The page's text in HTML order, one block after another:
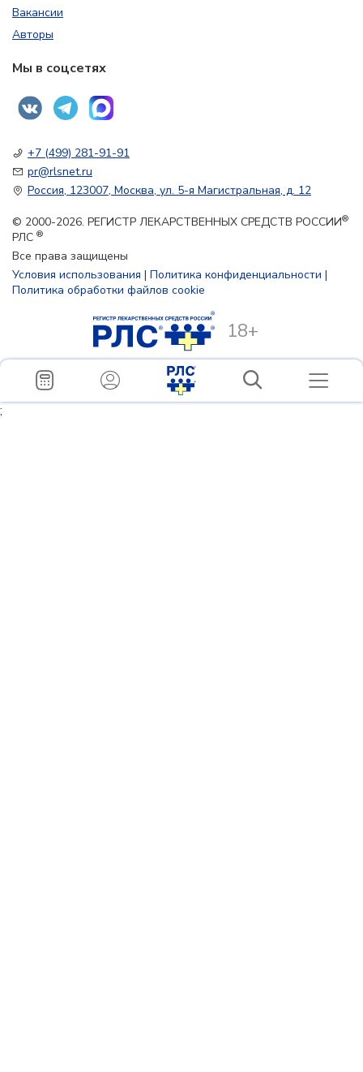
Вакансии
Авторы
Мы в соцсетях
+7 (499) 281-91-91
pr@rlsnet.ru
Россия, 123007, Москва, ул. 5-я Магистральная, д. 12
© 2000-2026. РЕГИСТР ЛЕКАРСТВЕННЫХ СРЕДСТВ РОССИИ®
РЛС ®
Все права защищены
Условия использования | Политика конфиденциальности |
Политика обработки файлов cookie
18+
;